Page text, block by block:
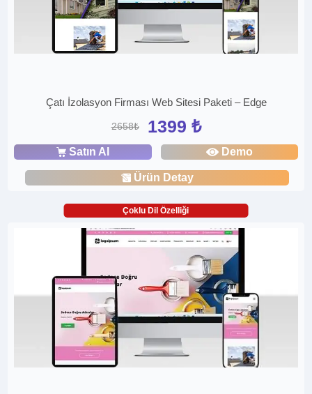
Çatı İzolasyon Firması Web Sitesi Paketi – Edge
2658₺ 1399 ₺
Satın Al Demo
Ürün Detay
Çoklu Dil Özelliği